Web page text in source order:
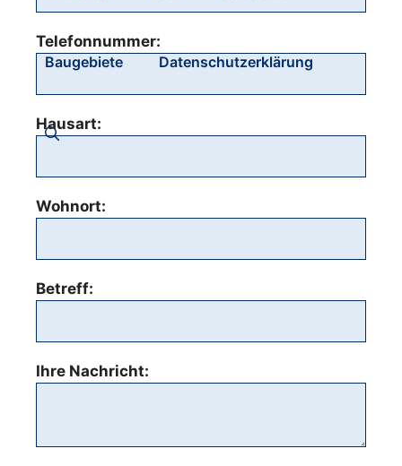
Baugebiete Datenschutzerklärung
Telefonnummer:
Hausart:
Wohnort:
Betreff:
Ihre Nachricht: